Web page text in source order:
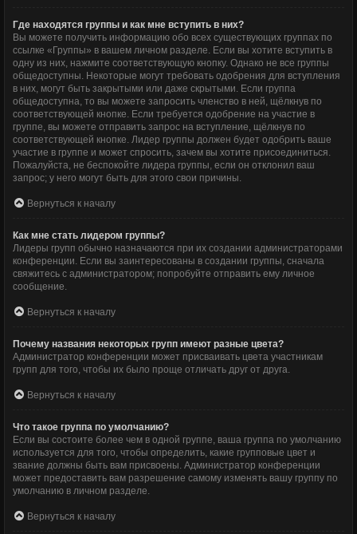
Где находятся группы и как мне вступить в них?
Вы можете получить информацию обо всех существующих группах по
ссылке «Группы» в вашем личном разделе. Если вы хотите вступить в
одну из них, нажмите соответствующую кнопку. Однако не все группы
общедоступны. Некоторые могут требовать одобрения для вступления
в них, могут быть закрытыми или даже скрытыми. Если группа
общедоступна, то вы можете запросить членство в ней, щёлкнув по
соответствующей кнопке. Если требуется одобрение на участие в
группе, вы можете отправить запрос на вступление, щёлкнув по
соответствующей кнопке. Лидер группы должен будет одобрить ваше
участие в группе и может спросить, зачем вы хотите присоединиться.
Пожалуйста, не беспокойте лидера группы, если он отклонил ваш
запрос; у него могут быть для этого свои причины.
Вернуться к началу
Как мне стать лидером группы?
Лидеры групп обычно назначаются при их создании администраторами
конференции. Если вы заинтересованы в создании группы, сначала
свяжитесь с администратором; попробуйте отправить ему личное
сообщение.
Вернуться к началу
Почему названия некоторых групп имеют разные цвета?
Администратор конференции может присваивать цвета участникам
групп для того, чтобы их было проще отличать друг от друга.
Вернуться к началу
Что такое группа по умолчанию?
Если вы состоите более чем в одной группе, ваша группа по умолчанию
используется для того, чтобы определить, какие групповые цвет и
звание должны быть вам присвоены. Администратор конференции
может предоставить вам разрешение самому изменять вашу группу по
умолчанию в личном разделе.
Вернуться к началу